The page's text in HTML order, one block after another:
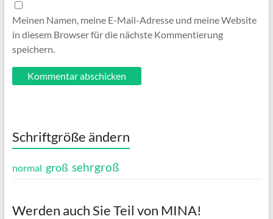
Meinen Namen, meine E-Mail-Adresse und meine Website
in diesem Browser für die nächste Kommentierung
speichern.
Schriftgröße ändern
normal groß sehrgroß
Werden auch Sie Teil von MINA!